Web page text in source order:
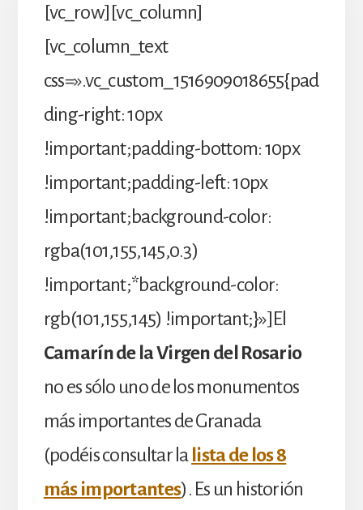
[vc_row][vc_column]
[vc_column_text
css=».vc_custom_1516909018655{pad
ding-right: 10px
!important;padding-bottom: 10px
!important;padding-left: 10px
!important;background-color:
rgba(101,155,145,0.3)
!important;*background-color:
rgb(101,155,145) !important;}»]El
Camarín de la Virgen del Rosario
no es sólo uno de los monumentos
más importantes de Granada
(podéis consultar lalista de los 8
más importantes). Es un historión